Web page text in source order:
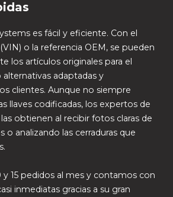
es fácil y eficiente. Con el
o la referencia OEM, se pueden
los artículos originales para el
adaptadas y
clientes. Aunque no siempre
llaves codificadas, los expertos de
obtienen al recibir fotos claras de
o analizando las cerraduras que
y 15 pedidos al mes y contamos con
inmediatas gracias a su gran